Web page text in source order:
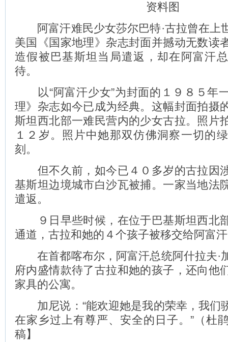
资料图
阿富汗难民少女莎尔巴特·古拉曾在上
美国《国家地理》杂志封面并撼动无数读
造假被巴基斯坦当局遣返，却在阿富汗
待。
以“阿富汗少女”为封面的１９８５年
理》杂志如今已成为经典。这幅封面拍摄
斯坦西北部一难民营内的少女古拉。照片
１２岁。照片中她那双仿佛洞察一切的
刻。
但不久前，如今已４０多岁的古拉因
基斯坦边境城市白沙瓦被捕。一家当地法
遣返。
９日早些时候，在位于巴基斯坦西北
通道，古拉和她的４个孩子被移交给阿富
在首都喀布尔，阿富汗总统阿什拉夫·
府内盛情款待了古拉和她的孩子，还向他
家具的公寓。
加尼说：“能欢迎她是我的荣幸，我们
在家乡过上有尊严、安全的日子。”（杜
稿】